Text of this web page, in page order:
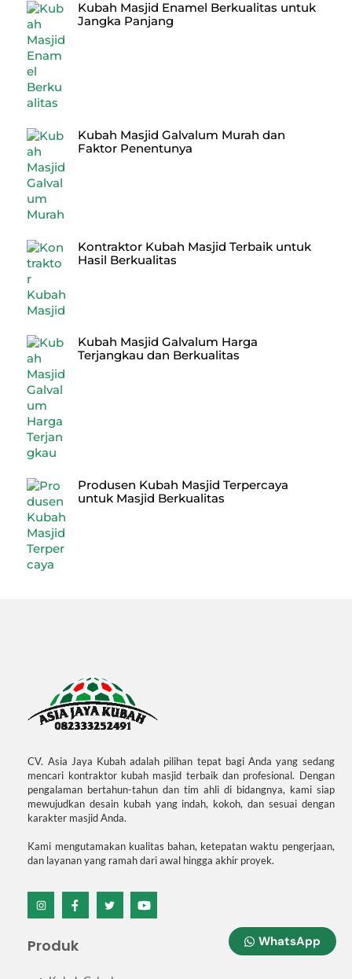
WhatsApp
Kubah Masjid Enamel Berkualitas untuk
Jangka Panjang
Kubah Masjid Galvalum Murah dan
Faktor Penentunya
Kontraktor Kubah Masjid Terbaik untuk
Hasil Berkualitas
Kubah Masjid Galvalum Harga
Terjangkau dan Berkualitas
Produsen Kubah Masjid Terpercaya
untuk Masjid Berkualitas
CV. Asia Jaya Kubah adalah pilihan tepat bagi Anda yang sedang
mencari kontraktor kubah masjid terbaik dan profesional. Dengan
pengalaman bertahun-tahun dan tim ahli di bidangnya, kami siap
mewujudkan desain kubah yang indah, kokoh, dan sesuai dengan
karakter masjid Anda.
Kami mengutamakan kualitas bahan, ketepatan waktu pengerjaan,
dan layanan yang ramah dari awal hingga akhir proyek.
Icon
Icon
Icon
Icon
Produk